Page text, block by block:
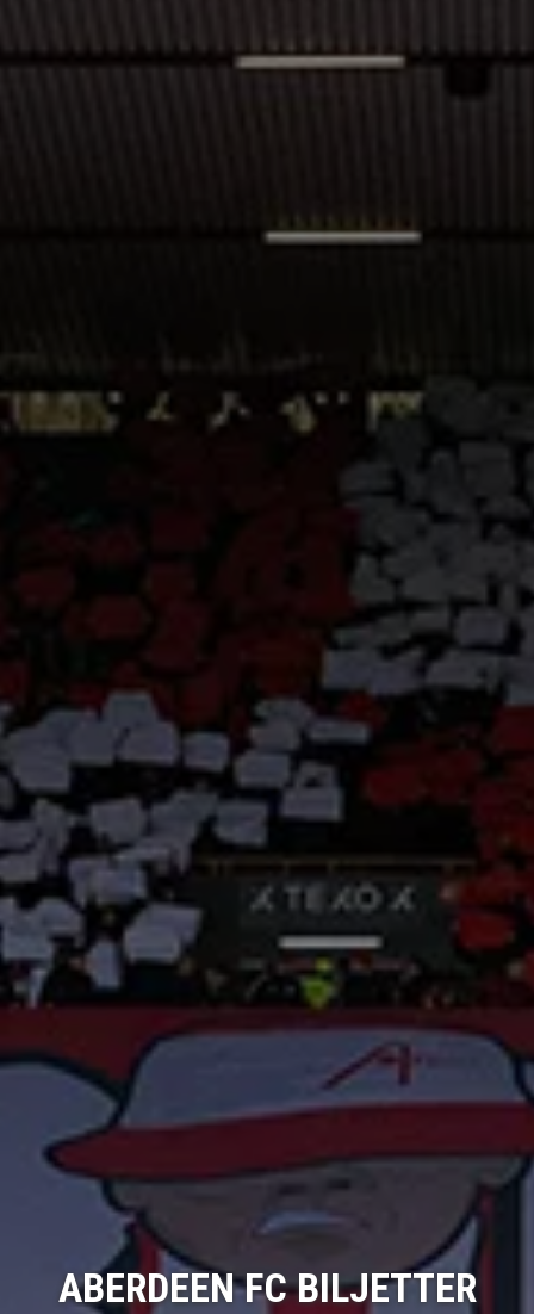
ABERDEEN FC BILJETTER